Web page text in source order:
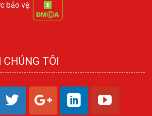
bảo vệ:
CHÚNG TÔI